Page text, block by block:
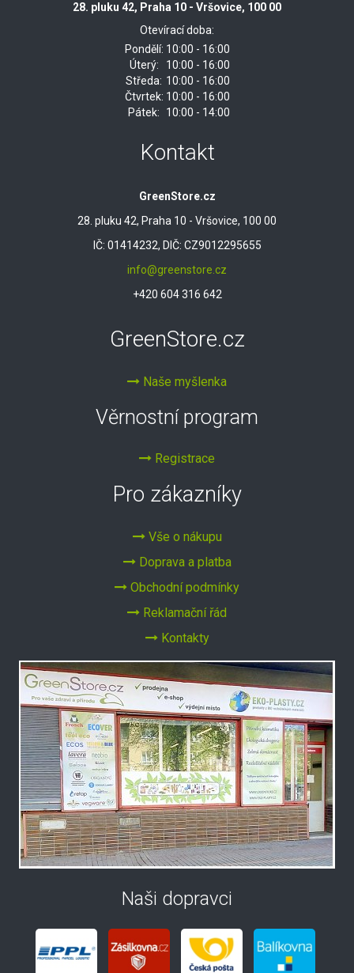
28. pluku 42, Praha 10 - Vršovice, 100 00
Otevírací doba:
Pondělí: 10:00 - 16:00
Úterý:
10:00 - 16:00
Středa: 10:00 - 16:00
Čtvrtek: 10:00 - 16:00
Pátek:
10:00 - 14:00
Kontakt
GreenStore.cz
28. pluku 42, Praha 10 - Vršovice, 100 00
IČ: 01414232, DIČ: CZ9012295655
info@greenstore.cz
+420 604 316 642
GreenStore.cz
Naše myšlenka
Věrnostní program
Registrace
Pro zákazníky
Vše o nákupu
Doprava a platba
Obchodní podmínky
Reklamační řád
Kontakty
Naši dopravci